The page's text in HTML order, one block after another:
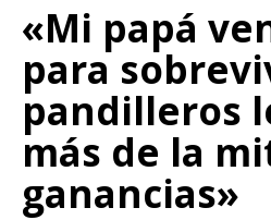
«Mi papá
para
pandilleros
más de la
ganancias»